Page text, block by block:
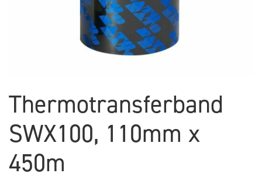
Thermotransferband
SWX100, 110mm x
450m